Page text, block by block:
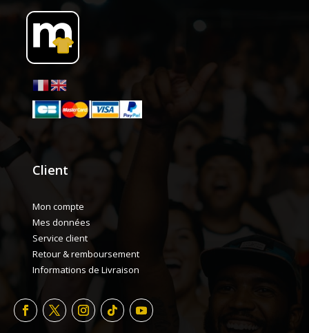
Client
Mon compte
Mes données
Service client
Retour & remboursement
Informations de Livraison